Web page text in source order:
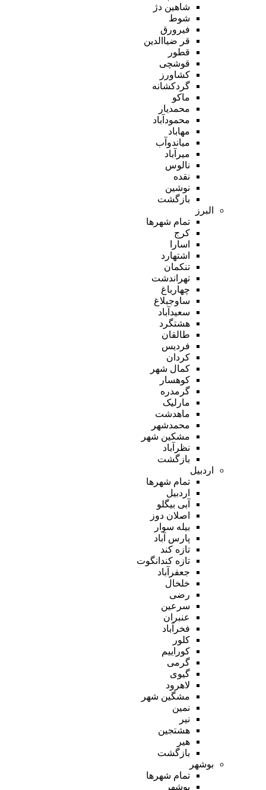
شاهین دژ
شوط
فیرورق
قر ضیاالدین
قطور
قوشچی
کشاورز
گردکشانه
ماکو
محمدیار
محمودآباد
مهاباد
میاندوآب
میرآباد
نالوس
نقده
نوشین
بازگشت
البرز
تمام شهر‌ها
کرج
اسارا
اشتهارد
تنکمان
تهراندشت
چهارباغ
ساوجبلاغ
سعیدآباد
هشتگرد
طالقان
فردیس
کردان
کمال شهر
کوهسار
گرمدره
مارلیک
ماهدشت
محمدشهر
مشکین شهر
نظرآباد
بازگشت
اردبیل
تمام شهر‌ها
اردبیل
آبی بیگلو
اصلان دوز
بیله سوار
پارس آباد
تازه کند
تازه کندانگوت
جعفرآباد
خلخال
رضی
سرعین
عنبران
فخرآباد
کلور
کوراییم
گرمی
گیوی
لاهرود
مشگین شهر
نمین
نیر
هشتجین
هیر
بازگشت
بوشهر
تمام شهر‌ها
بوشهر